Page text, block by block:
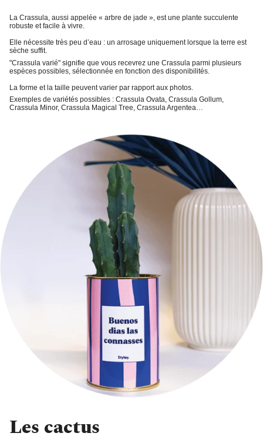
La Crassula, aussi appelée « arbre de jade », est une plante succulente
robuste et facile à vivre.
Elle nécessite très peu d’eau : un arrosage uniquement lorsque la terre est
sèche suffit.
"Crassula varié" signifie que vous recevrez une Crassula parmi plusieurs
espèces possibles, sélectionnée en fonction des disponibilités.
La forme et la taille peuvent varier par rapport aux photos.
Exemples de variétés possibles : Crassula Ovata, Crassula Gollum,
Crassula Minor, Crassula Magical Tree, Crassula Argentea…
Les cactus